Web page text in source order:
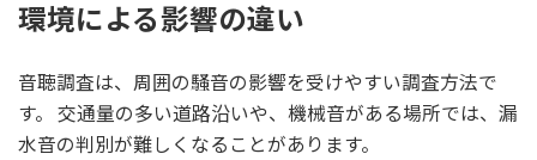
環境による影響の違い
音聴調査は、周囲の騒音の影響を受けやすい調査方法で
す。 交通量の多い道路沿いや、機械音がある場所では、漏
水音の判別が難しくなることがあります。